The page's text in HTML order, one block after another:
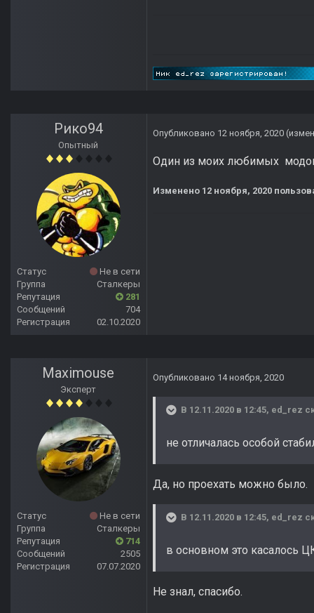
Рико94
Опытный
Статус
Не в сети
Группа
Сталкеры
Репутация
281
Сообщений
704
Регистрация
02.10.2020
Опубликовано 12 ноября, 2020
Один из моих любимых
Изменено 12 ноября, 2020
Maximouse
Эксперт
Статус
Не в сети
Группа
Сталкеры
Репутация
714
Сообщений
2505
Регистрация
07.07.2020
Опубликовано 14 ноября, 2020
В 12.11.2020 в 12:45, ed_rez
не отличалась особой
Да, но проехать можно было.
В 12.11.2020 в 12:45, ed_rez
в основном это касалось
Не знал, спасибо.